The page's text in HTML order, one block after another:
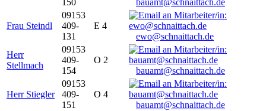
150
bauamt@schnaittach.de
Frau Steindl
09153
409-
131
E 4
ewo@schnaittach.de
Herr
Stellmach
09153
409-
154
O 2
bauamt@schnaittach.de
Herr Stiegler
09153
409-
151
O 4
bauamt@schnaittach.de